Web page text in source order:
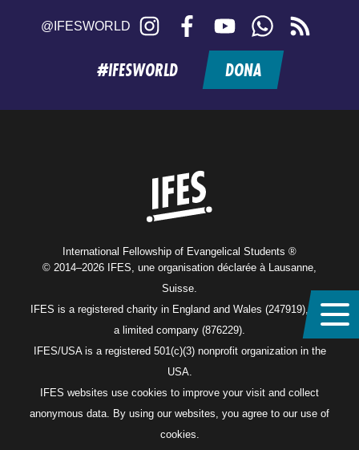
@IFESWORLD Instagram FacebookYouTubeWhatsApp
feed
#IFESWORLD DONA
International Fellowship of Evangelical Students ®
© 2014–2026 IFES, une organisation déclarée à Lausanne,
Suisse.
IFES is a registered charity in England and Wales (247919), and
a limited company (876229).
IFES/USA is a registered 501(c)(3) nonprofit organization in the
USA.
IFES websites use cookies to improve your visit and collect
anonymous data. By using our websites, you agree to our use of
cookies.